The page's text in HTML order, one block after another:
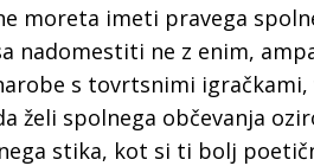
moreta imeti pravega
nadomestiti ne z enim,
s tovrtsnimi
želi spolnega občevanja
stika, kot si ti bolj